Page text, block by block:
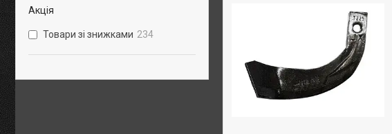
Акція
Товари зі знижками 234